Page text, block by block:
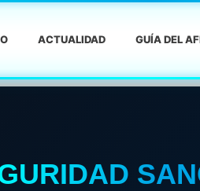
ACTUALIDAD GUÍA DEL